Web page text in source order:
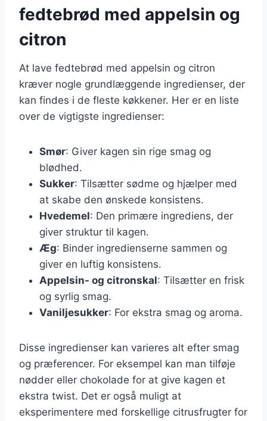
fedtebrød med appelsin og
citron
At lave fedtebrød med appelsin og citron
kræver nogle grundlæggende ingredienser, der
kan findes i de fleste køkkener. Her er en liste
over de vigtigste ingredienser:
Smør: Giver kagen sin rige smag og
blødhed.
Sukker: Tilsætter sødme og hjælper med
at skabe den ønskede konsistens.
Hvedemel: Den primære ingrediens, der
giver struktur til kagen.
Æg: Binder ingredienserne sammen og
giver en luftig konsistens.
Appelsin- og citronskal: Tilsætter en frisk
og syrlig smag.
Vaniljesukker: For ekstra smag og aroma.
Disse ingredienser kan varieres alt efter smag
og præferencer. For eksempel kan man tilføje
nødder eller chokolade for at give kagen et
ekstra twist. Det er også muligt at
eksperimentere med forskellige citrusfrugter for